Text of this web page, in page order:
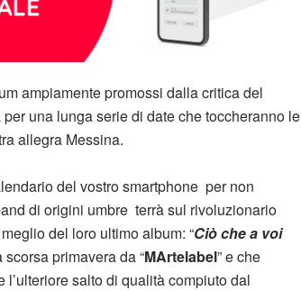
ampiamente promossi dalla critica del
una lunga serie di date che toccheranno le
allegra Messina.
del vostro smartphone per non
di origini umbre terrà sul rivoluzionario
del loro ultimo album: “Ciò che a voi
primavera da “MArtelabel” e che
salto di qualità compiuto dal